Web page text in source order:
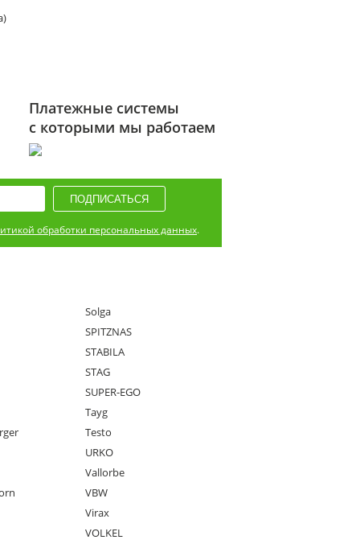
Платежные системы
с которыми мы работаем
обработки персональных данных.
Solga
SPITZNAS
STABILA
STAG
SUPER-EGO
Tayg
Testo
URKO
Vallorbe
VBW
Virax
VOLKEL